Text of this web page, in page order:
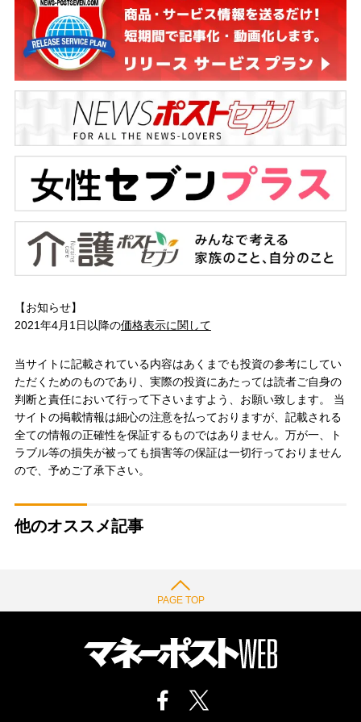
【お知らせ】
2021年4月1日以降の価格表示に関して
当サイトに記載されている内容はあくまでも投資の参考にしてい
ただくためのものであり、実際の投資にあたっては読者ご自身の
判断と責任において行って下さいますよう、お願い致します。 当
サイトの掲載情報は細心の注意を払っておりますが、記載される
全ての情報の正確性を保証するものではありません。万が一、ト
ラブル等の損失が被っても損害等の保証は一切行っておりません
ので、予めご了承下さい。
他のオススメ記事
PAGE TOP